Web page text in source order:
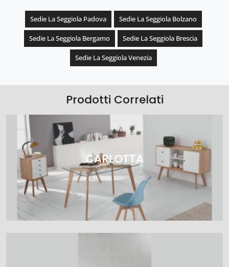
Sedie La Seggiola Padova Sedie La Seggiola Bolzano
Sedie La Seggiola Bergamo Sedie La Seggiola Brescia
Sedie La Seggiola Venezia
Prodotti Correlati
CARLOTTA